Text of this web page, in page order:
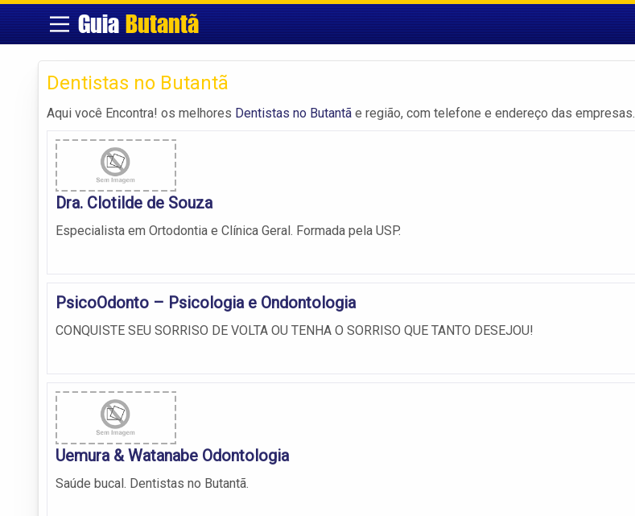
GuiaButantã
Dentistas no Butantã
Aqui você Encontra! os melhores Dentistas no Butantã e região, com telefone e endereço das empresas.
Dra. Clotilde de Souza
Especialista em Ortodontia e Clínica Geral. Formada pela USP.
PsicoOdonto – Psicologia e Ondontologia
CONQUISTE SEU SORRISO DE VOLTA OU TENHA O SORRISO QUE TANTO DESEJOU!
Uemura & Watanabe Odontologia
Saúde bucal. Dentistas no Butantã.